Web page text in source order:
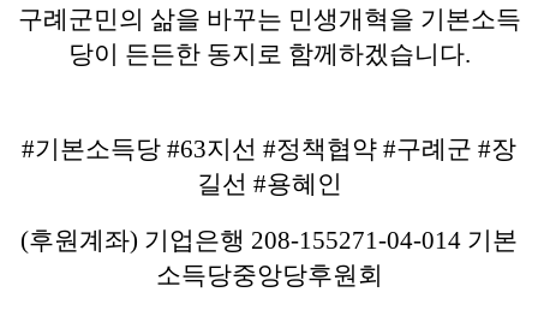
구례군민의 삶을 바꾸는 민생개혁을 기본소득
당이 든든한 동지로 함께하겠습니다.
#기본소득당 #63지선 #정책협약 #구례군 #장
길선 #용혜인
(후원계좌) 기업은행 208-155271-04-014 기본
소득당중앙당후원회